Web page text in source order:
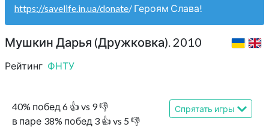
https://savelife.in.ua/donate/ Героям Слава!
Мушкин Дарья (Дружковка). 2010
Рейтинг ФНТУ
40% побед 6 👍 vs 9👎
в паре 38% побед 3 👍 vs 5👎
Спрятать игры